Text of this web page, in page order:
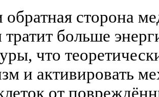
обратная сторона
тратит больше
что
и активировать
от